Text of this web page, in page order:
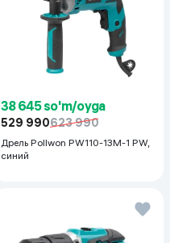
38 645 so'm/oyga
529 990623 990
Дрель Pollwon PW110-13M-1 PW,
синий